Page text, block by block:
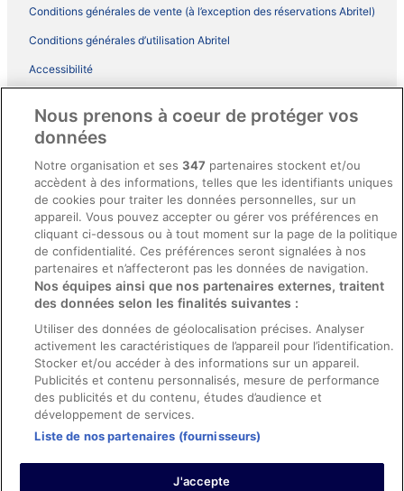
Conditions générales de vente (à l’exception des réservations Abritel)
Conditions générales d’utilisation Abritel
Accessibilité
Conditions générales du programme BONUS+ d’ebookers
Directives de contenu et signalement de contenus
Aide
Soutien
Annuler votre réservation d’hôtel ou de propriété de vacances
Échéances de remboursement
Utiliser un coupon ebookers
Electron, CartaSi, Carte Bleue, PayPal et Eurocard.
Nous prenons à coeur de protéger vos
données
Notre organisation et ses347 partenaires stockent et/ou
accèdent à des informations, telles que les identifiants uniques
de cookies pour traiter les données personnelles, sur un
appareil. Vous pouvez accepter ou gérer vos préférences en
cliquant ci-dessous ou à tout moment sur la page de la politique
de confidentialité. Ces préférences seront signalées à nos
partenaires et n’affecteront pas les données de navigation.
Nos équipes ainsi que nos partenaires externes, traitent
des données selon les finalités suivantes :
Utiliser des données de géolocalisation précises. Analyser
activement les caractéristiques de l’appareil pour l’identification.
Stocker et/ou accéder à des informations sur un appareil.
Publicités et contenu personnalisés, mesure de performance
des publicités et du contenu, études d’audience et
développement de services.
Liste de nos partenaires (fournisseurs)
J'accepte